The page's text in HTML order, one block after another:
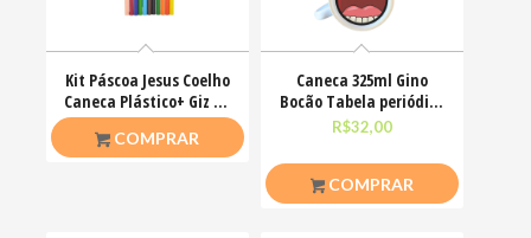
Kit Páscoa Jesus Coelho
Caneca Plástico+ Giz De
Cera Colorir
COMPRAR
Caneca 325ml Gino
Bocão Tabela periódica
Teu Cu Engraçadas
R$32,00
COMPRAR